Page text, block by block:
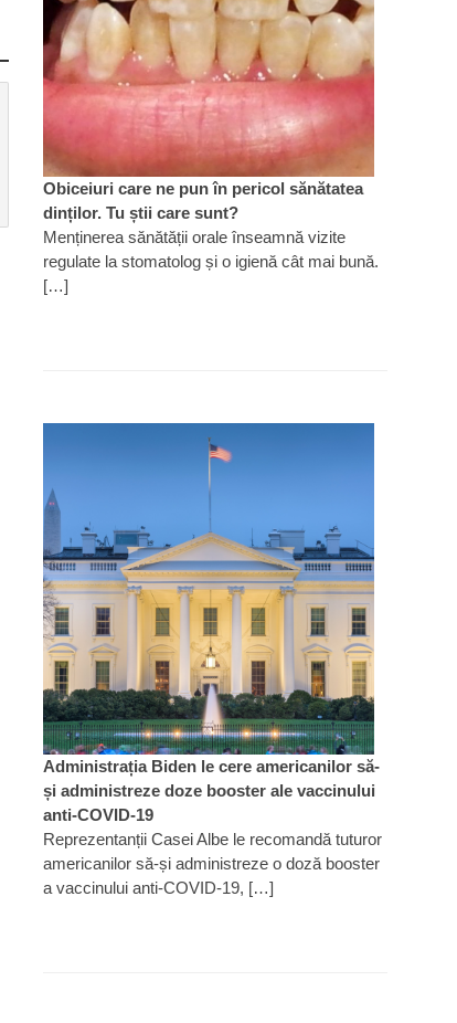
Obiceiuri care ne pun în pericol sănătatea
dinților. Tu știi care sunt?
Menținerea sănătății orale înseamnă vizite
regulate la stomatolog și o igienă cât mai bună.
[…]
Administrația Biden le cere americanilor să-
și administreze doze booster ale vaccinului
anti-COVID-19
Reprezentanții Casei Albe le recomandă tuturor
americanilor să-și administreze o doză booster
a vaccinului anti-COVID-19, […]